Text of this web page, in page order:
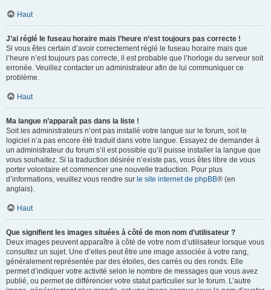
Haut
J’ai réglé le fuseau horaire mais l’heure n’est toujours pas correcte !
Si vous êtes certain d’avoir correctement réglé le fuseau horaire mais que
l’heure n’est toujours pas correcte, il est probable que l’horloge du serveur soit
erronée. Veuillez contacter un administrateur afin de lui communiquer ce
problème.
Haut
Ma langue n’apparaît pas dans la liste !
Soit les administrateurs n’ont pas installé votre langue sur le forum, soit le
logiciel n’a pas encore été traduit dans votre langue. Essayez de demander à
un administrateur du forum s’il est possible qu’il puisse installer la langue que
vous souhaitez. Si la traduction désirée n’existe pas, vous êtes libre de vous
porter volontaire et commencer une nouvelle traduction. Pour plus
d’informations, veuillez vous rendre sur le site internet de phpBB® (en
anglais).
Haut
Que signifient les images situées à côté de mon nom d’utilisateur ?
Deux images peuvent apparaître à côté de votre nom d’utilisateur lorsque vous
consultez un sujet. Une d’elles peut être une image associée à votre rang,
généralement représentée par des étoiles, des carrés ou des ronds. Elle
permet d’indiquer votre activité selon le nombre de messages que vous avez
publié, ou permet de différencier votre statut particulier sur le forum. L’autre